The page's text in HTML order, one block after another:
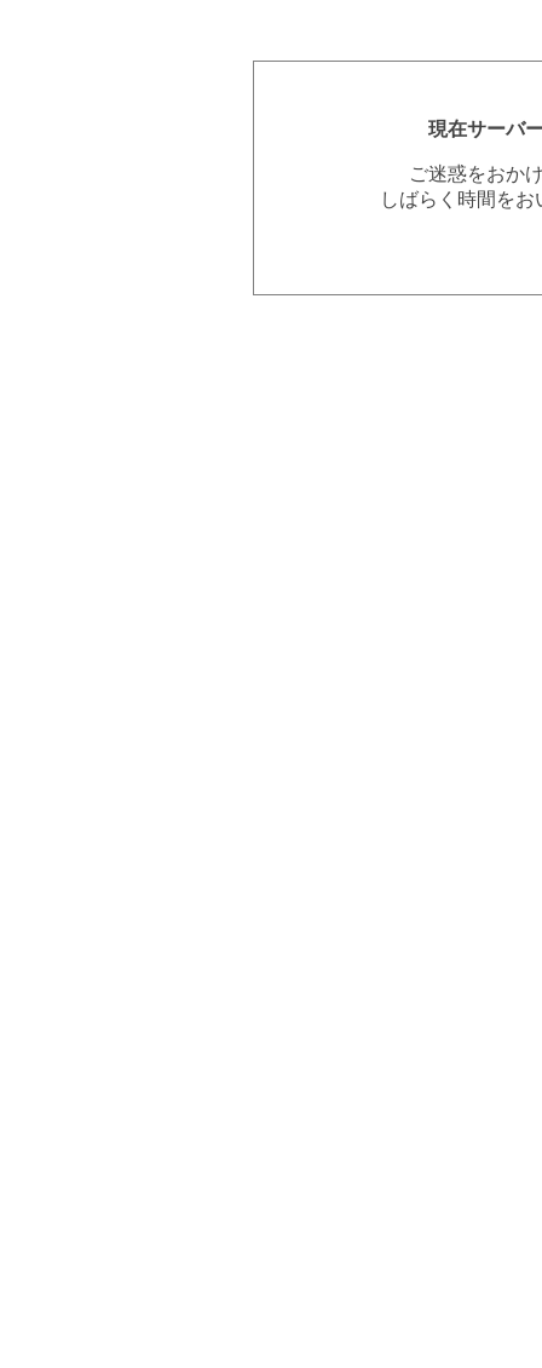
現在サーバ
ご迷惑をおか
しばらく時間を